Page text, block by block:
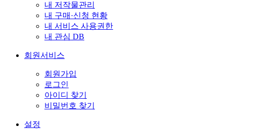
내 저작물관리
내 구매·신청 현황
내 서비스 사용권한
내 관심 DB
회원서비스
회원가입
로그인
아이디 찾기
비밀번호 찾기
설정